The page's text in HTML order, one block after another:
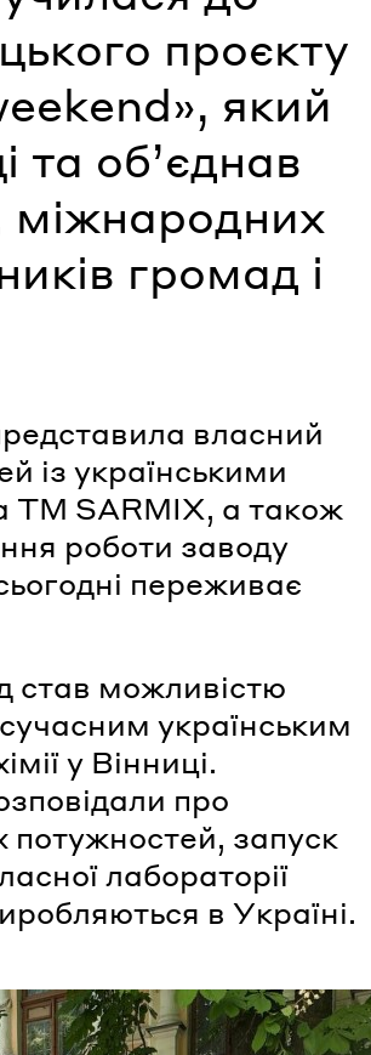
проєкту
який
та об’єднав
міжнародних
громад і
власний
із українськими
ТМ SARMIX, а також
роботи заводу
переживає
став можливістю
українським
у Вінниці.
про
потужностей, запуск
лабораторії
в Україні.